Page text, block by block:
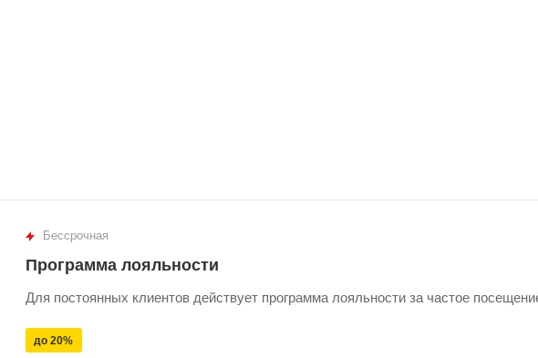
Бессрочная
Программа лояльности
Для постоянных клиентов действует программа лояльности за частое
до 20%